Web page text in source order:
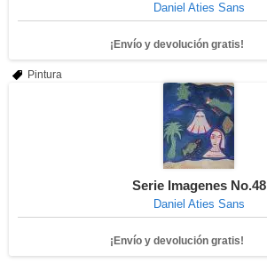
Daniel Aties Sans
¡Envío y devolución gratis!
Pintura
Serie Imagenes No.48
Daniel Aties Sans
¡Envío y devolución gratis!